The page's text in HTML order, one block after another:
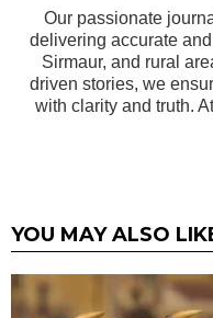
Our passionate
delivering accurate
Sirmaur, and rural
driven stories, we
with clarity and truth.
YOU MAY ALSO